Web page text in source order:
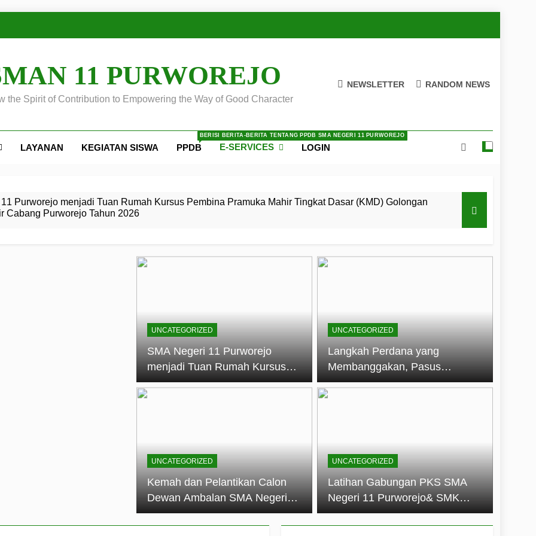
11 PURWOREJO
the Spirit of Contribution to Empowering the Way of Good Character
NEWSLETTER RANDOM NEWS
LAYANAN KEGIATAN SISWA PPDB
BERISI BERITA-BERITA TENTANG PPDB SMA NEGERI 11 PURWOREJO
E-SERVICES LOGIN
Purworejo menjadi Tuan Rumah Kursus Pembina Pramuka Mahir Tingkat Dasar (KMD) Golongan
Cabang Purworejo Tahun 2026
Calon Dewan Ambalan SMA Negeri 11 Purworejo: Membentuk Jiwa Kepemimpinan, Disiplin,
11 Purworejo Sukses Gelar LPBB Jatayudha Open 2 Tahun 2026
Tingkat
Gugus Depan
di LKBB
oleh Pasukan Khusus
11
Negeri 11 Purworejo
menjadi lokasi pelaksanaan
UNCATEGORIZED
SMA Negeri 11 Purworejo
menjadi Tuan Rumah Kursus
Pembina Pramuka Mahir
UNCATEGORIZED
Langkah Perdana yang
Membanggakan, Pasus
Jatayudha Ukir Prestasi di
UNCATEGORIZED
Kemah dan Pelantikan Calon
Dewan Ambalan SMA Negeri
11 Purworejo: Membentuk Jiwa
Kepemimpinan, Disiplin, dan
UNCATEGORIZED
Latihan Gabungan PKS SMA
Negeri 11 Purworejo& SMK
Negeri 6 Purworejo:
Membangun Disiplin,